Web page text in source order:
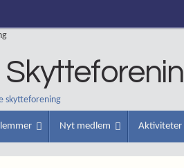
skytteforening
Nyt medlem Aktiviteter